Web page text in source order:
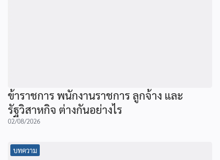
ข้าราชการ พนักงานราชการ ลูกจ้าง และ
รัฐวิสาหกิจ ต่างกันอย่างไร
02/08/2026
บทความ